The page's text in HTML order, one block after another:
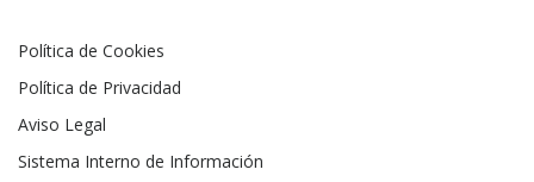
Política de Cookies
Política de Privacidad
Aviso Legal
Sistema Interno de Información